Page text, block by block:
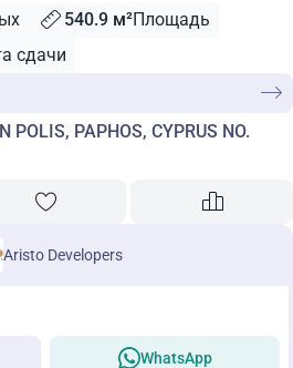
540.9 м²Площадь
сдачи
POLIS, PAPHOS, CYPRUS NO.
Aristo Developers
WhatsApp